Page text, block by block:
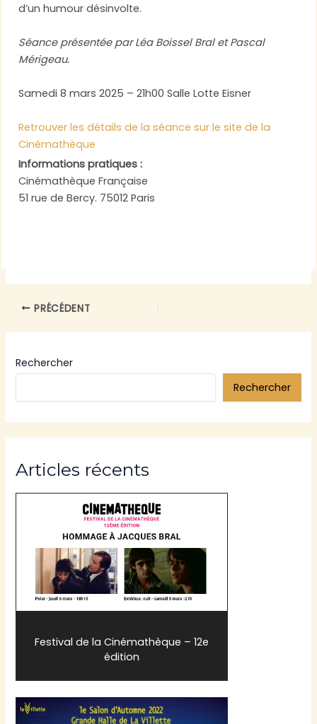
d’un humour désinvolte.
Séance présentée par Léa Boissel Bral et Pascal
Mérigeau.
Samedi 8 mars 2025 – 21h00 Salle Lotte Eisner
Retrouver les détails de la séance sur le site de la
Cinémathèque
Informations pratiques :
Cinémathèque Française
51 rue de Bercy. 75012 Paris
PRÉCÉDENT
Rechercher
Rechercher
Articles récents
Festival de la Cinémathèque – 12e
édition